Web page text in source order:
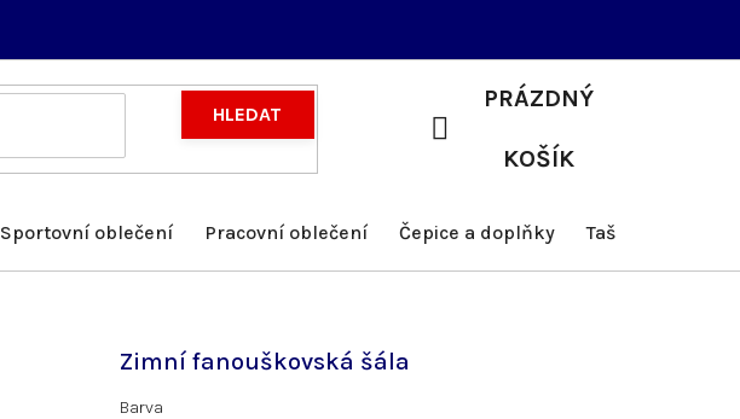
HLEDAT
NÁKUPNÍ
PRÁZDNÝ
KOŠÍK
Sportovní oblečení Pracovní oblečení Čepice a doplňky Tašky a batohy
Zimní fanouškovská šála
Barva